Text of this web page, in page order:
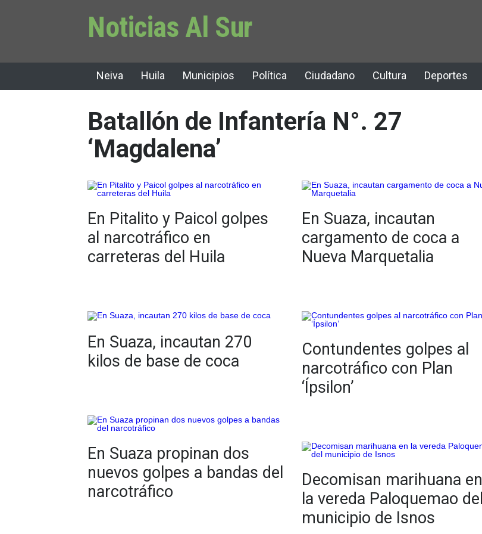
Noticias Al Sur
Neiva Huila Municipios Política Ciudadano Cultura Deportes
Batallón de Infantería N°. 27
‘Magdalena’
En Pitalito y Paicol golpes
al narcotráfico en
carreteras del Huila
En Suaza, incautan 270
kilos de base de coca
En Suaza propinan dos
nuevos golpes a bandas del
narcotráfico
En Suaza, incautan
cargamento de coca a
Nueva Marquetalia
Contundentes golpes al
narcotráfico con Plan
‘Ípsilon’
Decomisan marihuana en
la vereda Paloquemao del
municipio de Isnos